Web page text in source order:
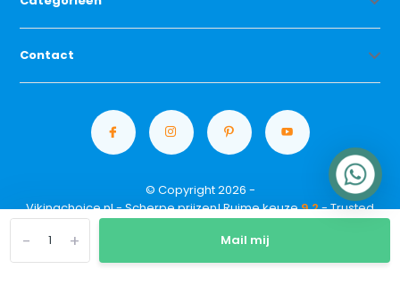
+
- Mail mij
Contact
© Copyright 2026 -
Vikingchoice.nl - Scherpe prijzen! Ruime keuze9.2- Trusted